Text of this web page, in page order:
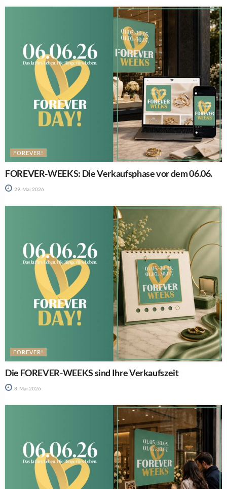
FOREVER!
FOREVER-WEEKS: Die Verkaufsphase vor dem 06.06.
29. Mai 2026
FOREVER!
Die FOREVER-WEEKS sind Ihre Verkaufszeit
8. Mai 2026